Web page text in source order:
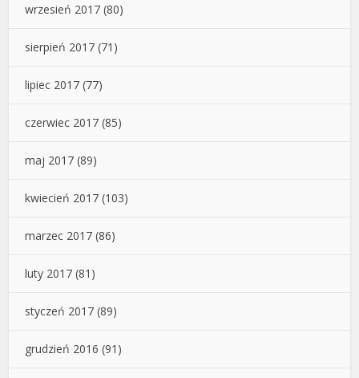
wrzesień 2017 (80)
sierpień 2017 (71)
lipiec 2017 (77)
czerwiec 2017 (85)
maj 2017 (89)
kwiecień 2017 (103)
marzec 2017 (86)
luty 2017 (81)
styczeń 2017 (89)
grudzień 2016 (91)